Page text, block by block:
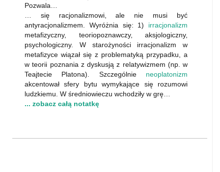
Pozwala…
… się racjonalizmowi, ale nie musi być
antyracjonalizmem. Wyróżnia się: 1) irracjonalizm
metafizyczny, teoriopoznawczy, aksjologiczny,
psychologiczny. W starożyności irracjonalizm w
metafizyce wiązał się z problematyką przypadku, a
w teorii poznania z dyskusją z relatywizmem (np. w
Teajtecie Platona). Szczególnie neoplatonizm
akcentował sfery bytu wymykające się rozumowi
ludzkiemu. W średniowieczu wchodziły w grę…
... zobacz całą notatkę